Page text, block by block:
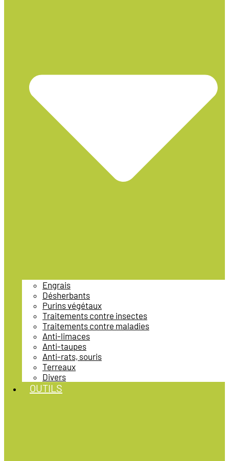
Engrais
Désherbants
Purins végétaux
Traitements contre insectes
Traitements contre maladies
Anti-limaces
Anti-taupes
Anti-rats, souris
Terreaux
Divers
OUTILS